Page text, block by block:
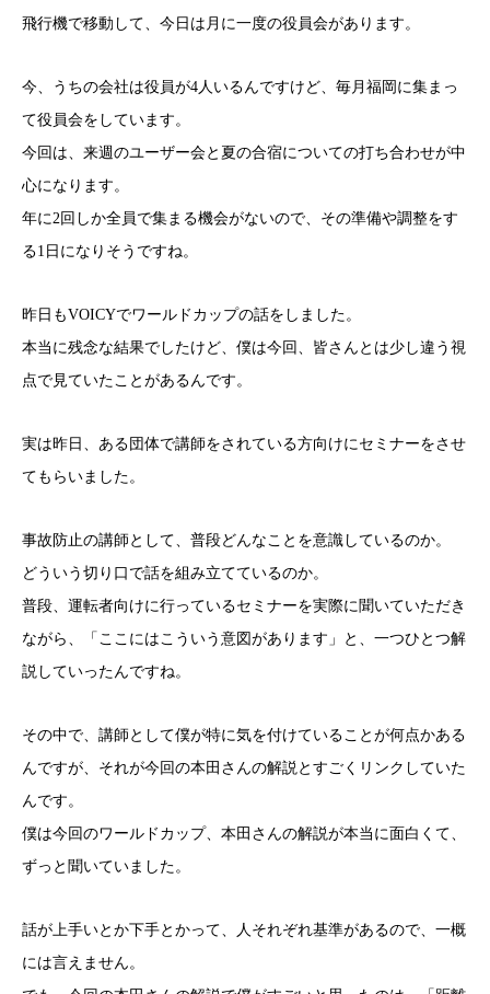
飛行機で移動して、今日は月に一度の役員会があります。
今、うちの会社は役員が4人いるんですけど、毎月福岡に集まっ
て役員会をしています。
今回は、来週のユーザー会と夏の合宿についての打ち合わせが中
心になります。
年に2回しか全員で集まる機会がないので、その準備や調整をす
る1日になりそうですね。
昨日もVOICYでワールドカップの話をしました。
本当に残念な結果でしたけど、僕は今回、皆さんとは少し違う視
点で見ていたことがあるんです。
実は昨日、ある団体で講師をされている方向けにセミナーをさせ
てもらいました。
事故防止の講師として、普段どんなことを意識しているのか。
どういう切り口で話を組み立てているのか。
普段、運転者向けに行っているセミナーを実際に聞いていただき
ながら、「ここにはこういう意図があります」と、一つひとつ解
説していったんですね。
その中で、講師として僕が特に気を付けていることが何点かある
んですが、それが今回の本田さんの解説とすごくリンクしていた
んです。
僕は今回のワールドカップ、本田さんの解説が本当に面白くて、
ずっと聞いていました。
話が上手いとか下手とかって、人それぞれ基準があるので、一概
には言えません。